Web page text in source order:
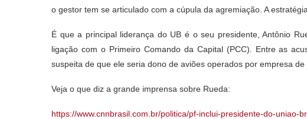
o gestor tem se articulado com a cúpula da agremiação. A
É que a principal liderança do UB é o seu presidente, Antônio
ligação com o Primeiro Comando da Capital (PCC). Entre as
suspeita de que ele seria dono de aviões operados por empresa de
Veja o que diz a grande imprensa sobre Rueda:
https://www.cnnbrasil.com.br/politica/pf-inclui-presidente-do-uniao-